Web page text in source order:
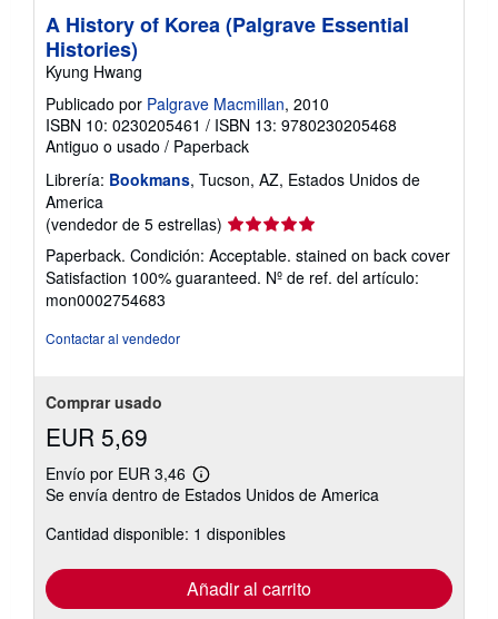
A History of Korea (Palgrave Essential
Histories)
Kyung Hwang
Publicado por Palgrave Macmillan, 2010
ISBN 10: 0230205461 / ISBN 13: 9780230205468
Antiguo o usado / Paperback
Librería: Bookmans, Tucson, AZ, Estados Unidos de
America
(vendedor de 5 estrellas) Calificación
vendedor:
5
Paperback. Condición: Acceptable. stained on back cover
Satisfaction 100% guaranteed. Nº de ref. del artículo:
mon0002754683
Contactar al vendedor
Comprar usado
EUR 5,69
Envío por EUR 3,46
Más
información
las
tarifas
envío
Se envía dentro de Estados Unidos de America
Cantidad disponible: 1 disponibles
Añadir al carrito